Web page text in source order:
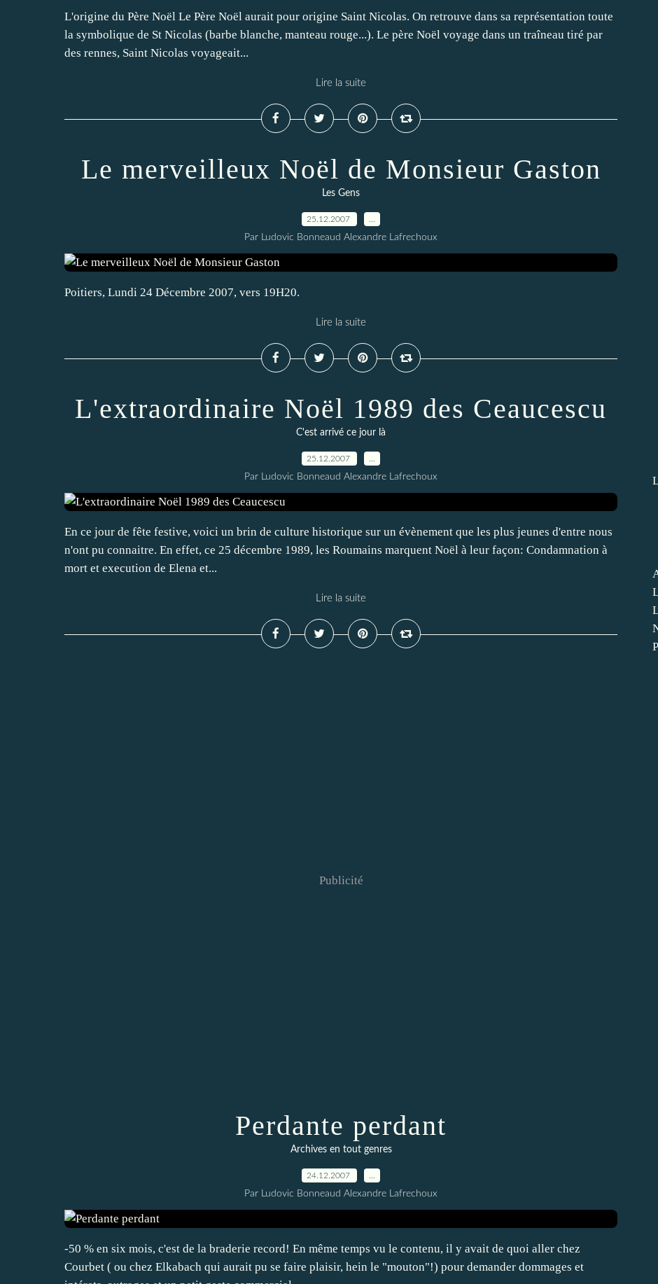
L'origine du Père Noël Le Père Noël aurait pour origine Saint Nicolas. On retrouve dans sa représentation toute
la symbolique de St Nicolas (barbe blanche, manteau rouge...). Le père Noël voyage dans un traîneau tiré par
des rennes, Saint Nicolas voyageait...
Lire la suite
Le merveilleux Noël de Monsieur Gaston
Les Gens
25.12.2007
Par Ludovic Bonneaud Alexandre Lafrechoux
Poitiers, Lundi 24 Décembre 2007, vers 19H20.
Lire la suite
L'extraordinaire Noël 1989 des Ceaucescu
C'est arrivé ce jour là
25.12.2007
Par Ludovic Bonneaud Alexandre Lafrechoux
En ce jour de fête festive, voici un brin de culture historique sur un évènement que les plus jeunes d'entre nous
n'ont pu connaitre. En effet, ce 25 décembre 1989, les Roumains marquent Noël à leur façon: Condamnation à
mort et execution de Elena et...
Lire la suite
Publicité
Perdante perdant
Archives en tout genres
24.12.2007
Par Ludovic Bonneaud Alexandre Lafrechoux
-50 % en six mois, c'est de la braderie record! En même temps vu le contenu, il y avait de quoi aller chez
Courbet ( ou chez Elkabach qui aurait pu se faire plaisir, hein le "mouton"!) pour demander dommages et